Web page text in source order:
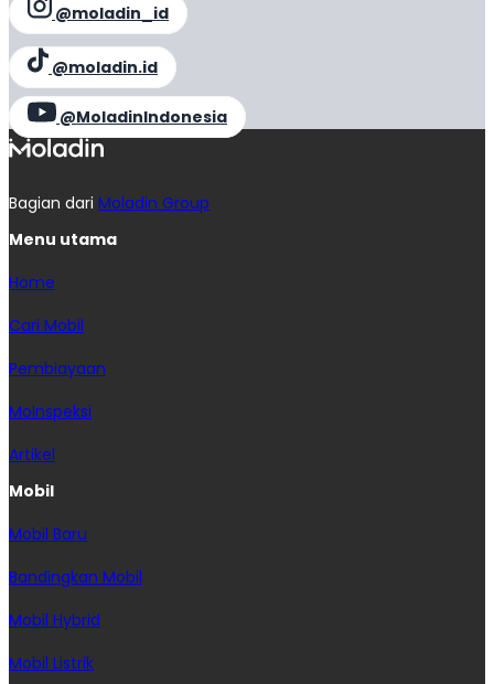
@moladin_id
@moladin.id
@MoladinIndonesia
Bagian dari Moladin Group
Menu utama
Home
Cari Mobil
Pembiayaan
MoInspeksi
Artikel
Mobil
Mobil Baru
Bandingkan Mobil
Mobil Hybrid
Mobil Listrik